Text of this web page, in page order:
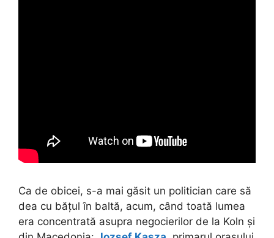
Ca de obicei, s-a mai găsit un politician care să
dea cu bățul în baltă, acum, când toată lumea
era concentrată asupra negocierilor de la Koln și